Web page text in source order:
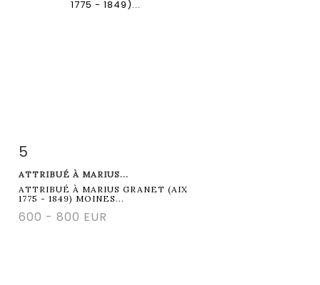
Fiche détaillée
5
ATTRIBUÉ À MARIUS...
ATTRIBUÉ À MARIUS GRANET (AIX
1775 - 1849) MOINES...
600 - 800 EUR